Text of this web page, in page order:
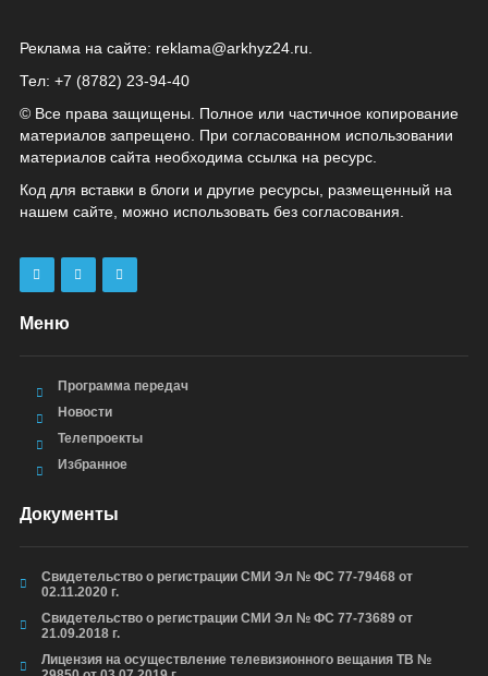
Реклама на сайте: reklama@arkhyz24.ru
Тел: +7 (8782) 23‑94‑40
© Все права защищены. Полное или частичное копирование
материалов запрещено. При согласованном использовании
материалов сайта необходима ссылка на ресурс.
Код для вставки в блоги и другие ресурсы, размещенный на
нашем сайте, можно использовать без согласования.
Меню
Программа передач
Новости
Телепроекты
Избранное
Документы
Свидетельство о регистрации СМИ Эл № ФС 77-79468 от
02.11.2020 г.
Свидетельство о регистрации СМИ Эл № ФС 77-73689 от
21.09.2018 г.
Лицензия на осуществление телевизионного вещания ТВ №